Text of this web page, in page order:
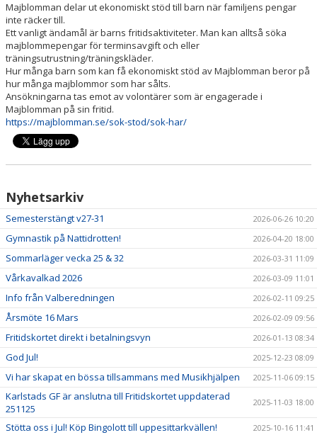
FRITIDSKORTET
Majblomman delar ut ekonomiskt stöd till barn när familjens pengar
inte räcker till.
Ett vanligt ändamål är barns fritidsaktiviteter. Man kan alltså söka
majblommepengar för terminsavgift och eller
träningsutrustning/träningskläder.
Hur många barn som kan få ekonomiskt stöd av Majblomman beror på
hur många majblommor som har sålts.
Ansökningarna tas emot av volontärer som är engagerade i
Majblomman på sin fritid.
https://majblomman.se/sok-stod/sok-har/
Nyhetsarkiv
Semesterstängt v27-31 2026-06-26 10:20
Gymnastik på Nattidrotten! 2026-04-20 18:00
Sommarläger vecka 25 & 32 2026-03-31 11:09
Vårkavalkad 2026 2026-03-09 11:01
Info från Valberedningen 2026-02-11 09:25
Årsmöte 16 Mars 2026-02-09 09:56
Fritidskortet direkt i betalningsvyn 2026-01-13 08:34
God Jul! 2025-12-23 08:09
Vi har skapat en bössa tillsammans med Musikhjälpen 2025-11-06 09:15
Karlstads GF är anslutna till Fritidskortet uppdaterad
251125
2025-11-03 18:00
Stötta oss i Jul! Köp Bingolott till uppesittarkvällen! 2025-10-16 11:41